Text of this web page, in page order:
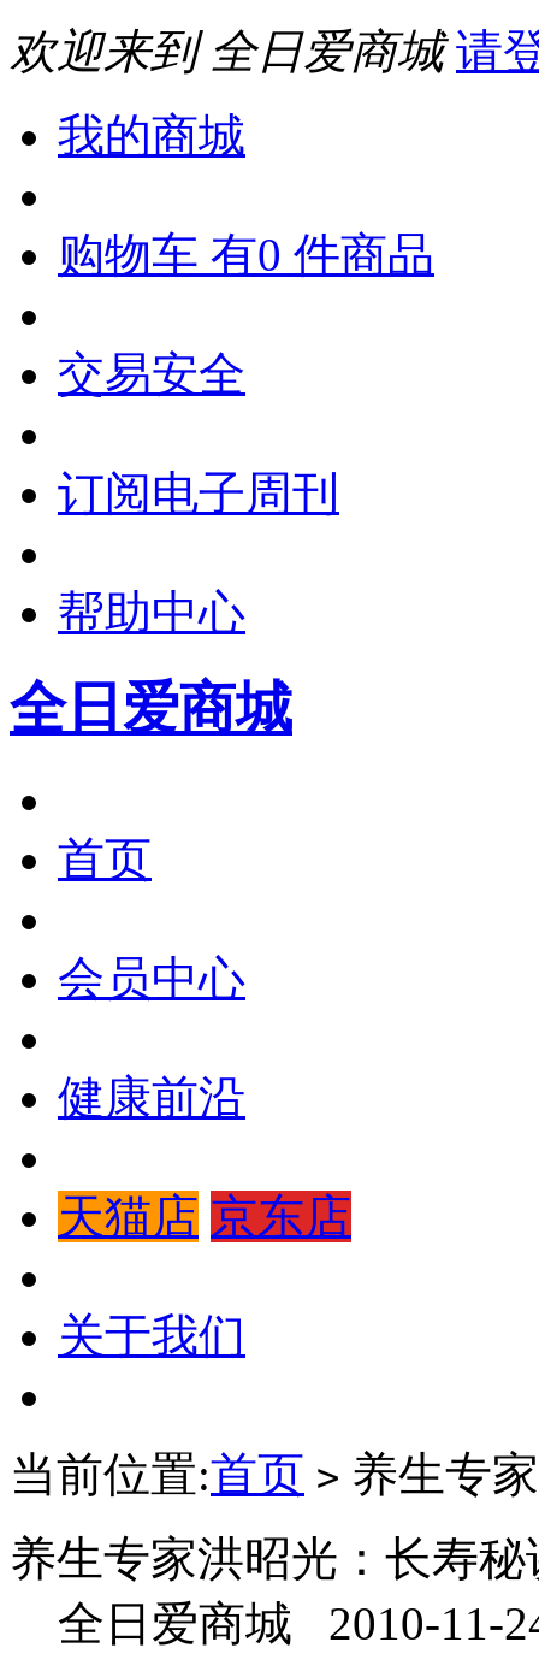
欢迎来到 全日爱商城 请
我的商城
购物车 有0 件商品
交易安全
订阅电子周刊
帮助中心
全日爱商城
首页
会员中心
健康前沿
天猫店 京东店
关于我们
当前位置:首页 > 养生专
养生专家洪昭光：长寿秘
全日爱商城 2010-11-